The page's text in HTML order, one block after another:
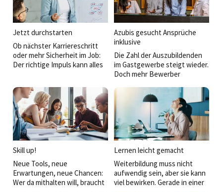
Jetzt durchstarten
Ob nächster Karriereschritt
oder mehr Sicherheit im Job:
Der richtige Impuls kann alles
auf die Überholspur.
Azubis gesucht Ansprüche
inklusive
Die Zahl der Auszubildenden
im Gastgewerbe steigt wieder.
Doch mehr Bewerber
automatisch weniger
Herausforderungen. Junge
Menschen wählen heute
bewusster, vergleichen
Arbeitgeber genauer und
erwarten weit mehr als einen
sicheren Ausbildungsplatz.
Wer Talente gewinnen will,
muss Haltung zeigen und
seine Versprechen im Alltag
einlösen.
Skill up!
Neue Tools, neue
Erwartungen, neue Chancen:
Wer da mithalten will, braucht
Lernen leicht gemacht
Weiterbildung muss nicht
aufwendig sein, aber sie kann
viel bewirken. Gerade in einer